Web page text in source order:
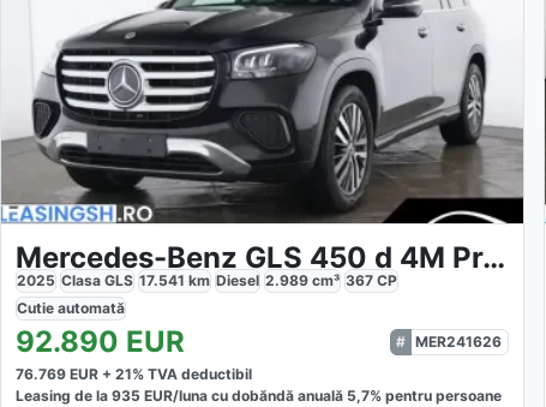
Mercedes-Benz GLS 450 d 4M Premium Plus
2025 Clasa GLS 17.541 km Diesel 2.989 cm³ 367 CP
Cutie automată
92.890 EUR
MER241626
76.769 EUR + 21% TVA deductibil
Leasing de la 935 EUR/luna cu dobăndă anuală 5,7% pentru persoane